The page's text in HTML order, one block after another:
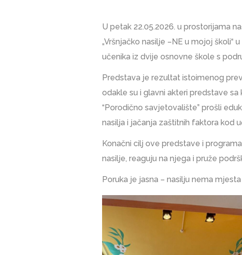
U petak 22.05.2026. u prostorijama
„Vršnjačko nasilje –NE u mojoj školi“
učenika iz dvije osnovne škole s
Predstava je rezultat istoimenog
odakle su i glavni akteri predstave
“Porodično savjetovalište” prošli
nasilja i jačanja zaštitnih faktora kod
Konačni cilj ove predstave i
nasilje, reaguju na njega i pruže
Poruka je jasna – nasilju nema